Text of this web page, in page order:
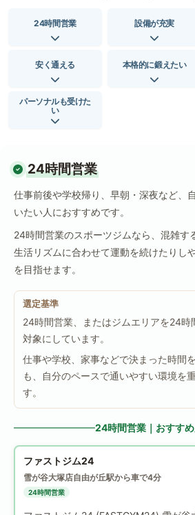
24時間営業 設備が充実
安く通える 本格的に鍛えたい
パーソナルも受けた
い
24時間営業
仕事前後や学校帰り、早朝・深夜など、
いたい人におすすめです。
24時間営業のスポーツジムなら、混雑す
生活リズムに合わせて運動を続けたりし
を目指せます。
選定基準
24時間営業、またはジムエリアを24時
対象にしています。
仕事や学校、家事などで決まった時間
も、自分のペースで通いやすい環境を
す。
24時間営業｜おすす
ファストジム24
雪が谷大塚店自由が丘駅から車で4分
24時間営業